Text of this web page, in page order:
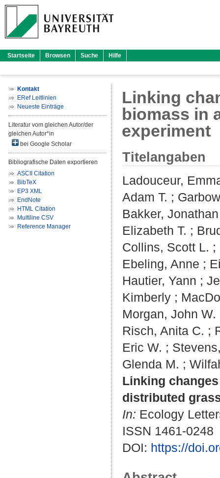
Startseite Browsen Suche Hilfe
Kontakt
ERef Leitlinien
Neueste Einträge
Literatur vom gleichen Autor/der
gleichen Autor*in
bei Google Scholar
Bibliografische Daten exportieren
ASCII Citation
BibTeX
EP3 XML
EndNote
HTML Citation
Multiline CSV
Reference Manager
Linking
biomass in
experiment
Titelangaben
Ladouceur,
Adam T. ;
Bakker,
Elizabeth T. ;
Collins, Scott L. ;
Ebeling, Anne ;
Hautier, Yann ;
Kimberly ;
Morgan, John W.
Risch, Anita C. ;
Eric W. ;
Glenda M. ;
Linking
distributed
In: Ecology
ISSN 1461-0248
DOI: https://